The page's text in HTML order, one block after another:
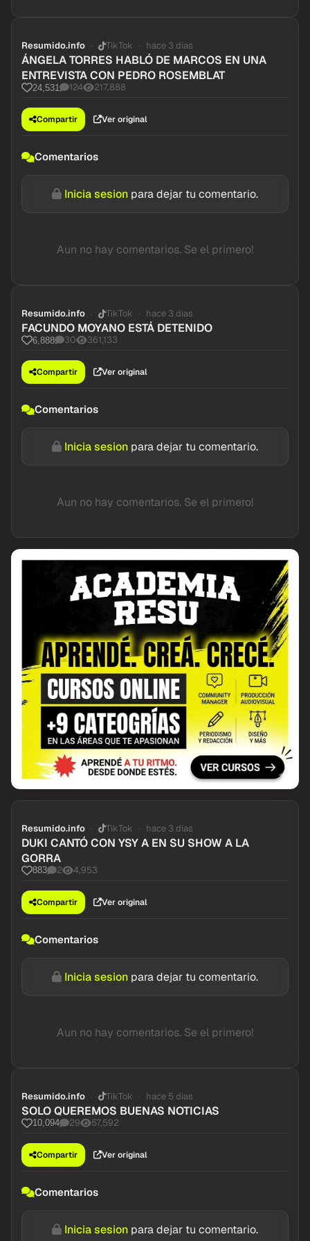
Resumido.info TikTok hace 3 dias
ÁNGELA TORRES HABLÓ DE MARCOS EN UNA
ENTREVISTA CON PEDRO ROSEMBLAT
24,531 124 217,888
Compartir Ver original
Comentarios
Inicia sesion para dejar tu comentario.
Aun no hay comentarios. Se el primero!
Resumido.info TikTok hace 3 dias
FACUNDO MOYANO ESTÁ DETENIDO
6,888 30 361,133
Compartir Ver original
Comentarios
Inicia sesion para dejar tu comentario.
Aun no hay comentarios. Se el primero!
Resumido.info TikTok hace 3 dias
DUKI CANTÓ CON YSY A EN SU SHOW A LA
GORRA
883 2 4,953
Compartir Ver original
Comentarios
Inicia sesion para dejar tu comentario.
Aun no hay comentarios. Se el primero!
Resumido.info TikTok hace 5 dias
SOLO QUEREMOS BUENAS NOTICIAS
10,094 29 57,592
Compartir Ver original
Comentarios
Inicia sesion para dejar tu comentario.